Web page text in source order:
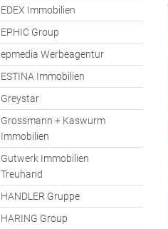
EDEX Immobilien
EPHIC Group
epmedia Werbeagentur
ESTINA Immobilien
Greystar
Grossmann + Kaswurm
Immobilien
Gutwerk Immobilien
Treuhand
HANDLER Gruppe
HARING Group